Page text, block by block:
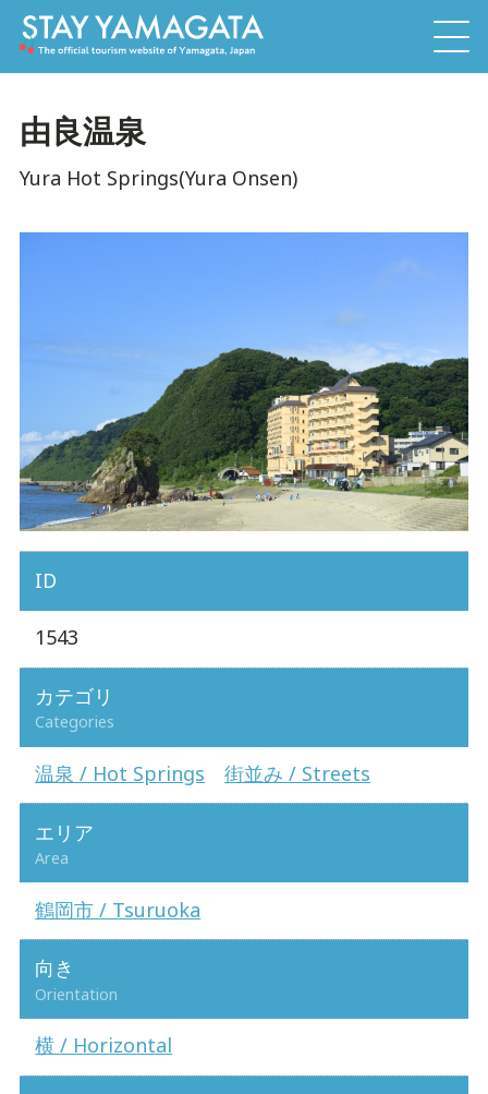
由良温泉
Yura Hot Springs(Yura Onsen)
ID
1543
カテゴリ
Categories
温泉 / Hot Springs
街並み / Streets
エリア
Area
鶴岡市 / Tsuruoka
向き
Orientation
横 / Horizontal